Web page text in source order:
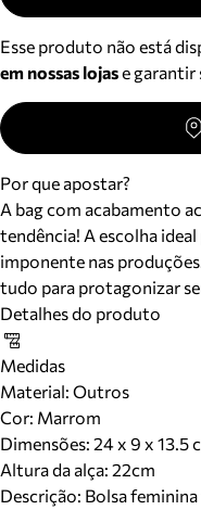
Esse produto não está
em nossas lojase garantir
Por que apostar?
A bag com acabamento
tendência! A escolha
imponente nas
tudo para protagonizar
Detalhes do produto
Medidas
Material: Outros
Cor: Marrom
Dimensões: 24 x 9 x 13.5
Altura da alça: 22cm
Descrição: Bolsa